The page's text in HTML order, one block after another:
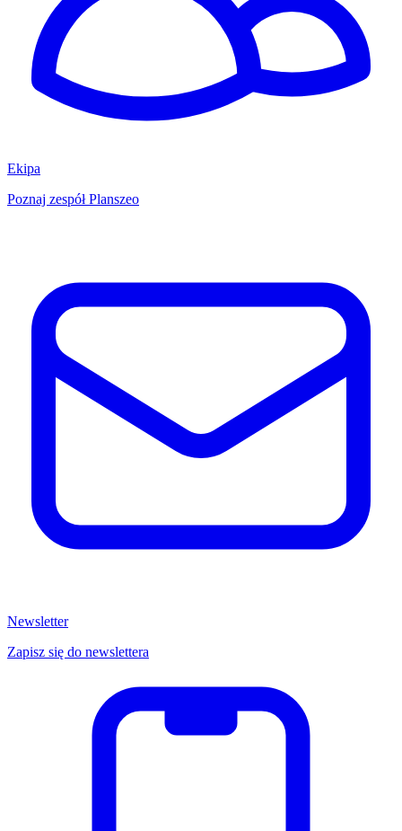
Ekipa
Poznaj zespół Planszeo
Newsletter
Zapisz się do newslettera